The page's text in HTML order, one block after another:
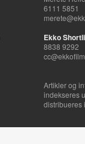
6111 5851
Ekko
8838 9292
Artikler og
indekseres
distribueres